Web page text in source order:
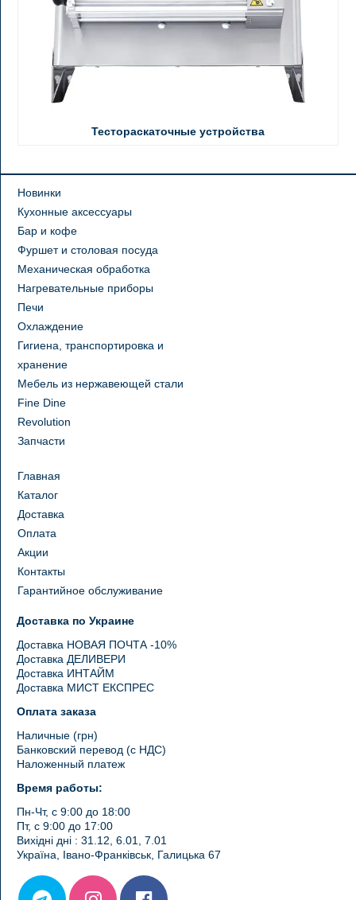
Тестораскаточные устройства
Новинки
Кухонные аксессуары
Бар и кофе
Фуршет и столовая посуда
Механическая обработка
Нагревательные приборы
Печи
Охлаждение
Гигиена, транспортировка и
хранение
Мебель из нержавеющей стали
Fine Dine
Revolution
Запчасти
Главная
Каталог
Доставка
Оплата
Акции
Контакты
Гарантийное обслуживание
Доставка по Украине
Доставка НОВАЯ ПОЧТА -10%
Доставка ДЕЛИВЕРИ
Доставка ИНТАЙМ
Доставка МИСТ ЕКСПРЕС
Оплата заказа
Наличные (грн)
Банковский перевод (с НДС)
Наложенный платеж
Время работы:
Пн-Чт, с 9:00 до 18:00
Пт, с 9:00 до 17:00
Вихідні дні : 31.12, 6.01, 7.01
Україна, Івано-Франківськ, Галицька 67